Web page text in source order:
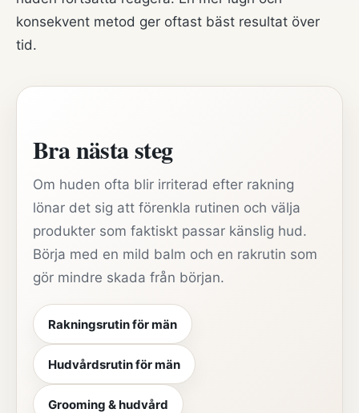
konsekvent metod ger oftast bäst resultat över
tid.
Bra nästa steg
Om huden ofta blir irriterad efter rakning
lönar det sig att förenkla rutinen och välja
produkter som faktiskt passar känslig hud.
Börja med en mild balm och en rakrutin som
gör mindre skada från början.
Rakningsrutin för män
Hudvårdsrutin för män
Grooming & hudvård